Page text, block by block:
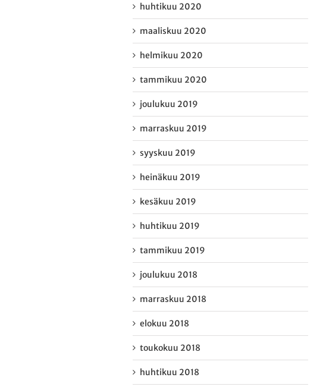
huhtikuu 2020
maaliskuu 2020
helmikuu 2020
tammikuu 2020
joulukuu 2019
marraskuu 2019
syyskuu 2019
heinäkuu 2019
kesäkuu 2019
huhtikuu 2019
tammikuu 2019
joulukuu 2018
marraskuu 2018
elokuu 2018
toukokuu 2018
huhtikuu 2018